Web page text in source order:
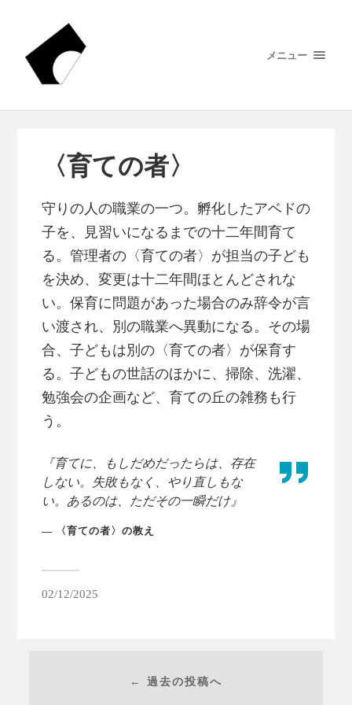
メニュー
〈育ての者〉
守りの人の職業の一つ。孵化したアベドの
子を、見習いになるまでの十二年間育て
る。管理者の〈育ての者〉が担当の子ども
を決め、変更は十二年間ほとんどされな
い。保育に問題があった場合のみ辞令が言
い渡され、別の職業へ異動になる。その場
合、子どもは別の〈育ての者〉が保育す
る。子どもの世話のほかに、掃除、洗濯、
勉強会の企画など、育ての丘の雑務も行
う。
『育てに、もしだめだったらは、存在
しない。失敗もなく、やり直しもな
い。あるのは、ただその一瞬だけ』
〈育ての者〉の教え
02/12/2025
← 過去の投稿へ